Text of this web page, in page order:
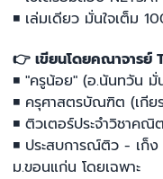
◾ เล่มเดียว มั่นใจเต็ม
👉 เขียนโดยคณาจารย์
◾ "ครูน้อย" (อ.นันทวัน มั่
◾ ครุศาสตรบัณฑิต (เกี
◾ ติวเตอร์ประจำวิชาค
◾ ประสบการณ์ติว - เก็
ม.ขอนแก่น โดยเฉพาะ